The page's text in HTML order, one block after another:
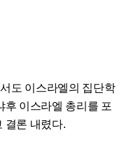
도 이스라엘의 집단학
후 이스라엘 총리를 포
결론 내렸다.